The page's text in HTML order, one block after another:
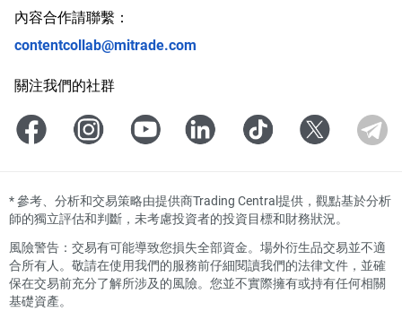
內容合作請聯繫：
contentcollab@mitrade.com
關注我們的社群
*參考、分析和交易策略由提供商Trading Central提供，觀點基於分析
師的獨立評估和判斷，未考慮投資者的投資目標和財務狀況。
風險警告：交易有可能導致您損失全部資金。場外衍生品交易並不適
合所有人。敬請在使用我們的服務前仔細閱讀我們的法律文件，並確
保在交易前充分了解所涉及的風險。您並不實際擁有或持有任何相關
基礎資產。